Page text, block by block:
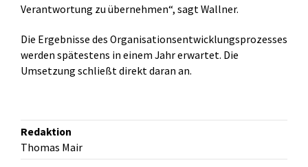
Verantwortung zu übernehmen“, sagt Wallner.
Die Ergebnisse des Organisationsentwicklungsprozesses
werden spätestens in einem Jahr erwartet. Die
Umsetzung schließt direkt daran an.
Redaktion
Thomas Mair